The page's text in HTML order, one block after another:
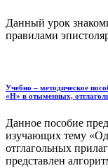
Данный урок
правилами
Учебно – методическое
«Н» в отыменных,
Данное пособие
изучающих тему
отглагольных
представлен